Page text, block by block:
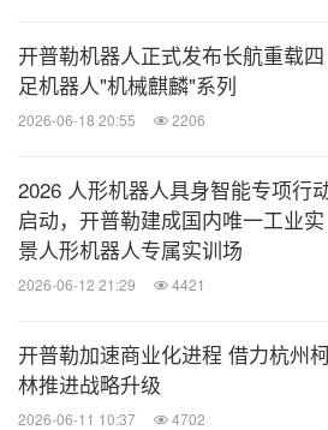
具备 30 公斤级双臂独立负载能
焊枪、切割设备等工业工具，
时，其"充电 1 小时，连干 8 小
覆盖单一工业班次，避免操作
换电池。
在核电检修、钢铁高温冶炼、化
远程操控，用机器人的"钢铁之
躯"，从源头降低安全事故发生
开普勒机器人正式发布长航重载四
足机器人"机械麒麟"系列
2026-06-18 20:55 2206
2026 人形机器人具身智能专项行
启动，开普勒建成国内唯一工业实
景人形机器人专属实训场
2026-06-12 21:29 4421
开普勒加速商业化进程 借力杭州
林推进战略升级
2026-06-11 10:37 4702